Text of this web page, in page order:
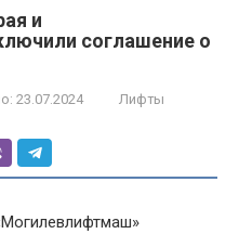
и
соглашение о
23.07.2024
Лифты